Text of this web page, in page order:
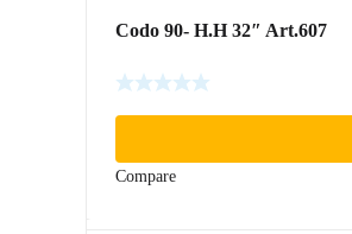
Codo 90- H.H 32″ Art.607
Compare